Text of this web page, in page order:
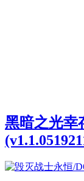
黑暗之光幸